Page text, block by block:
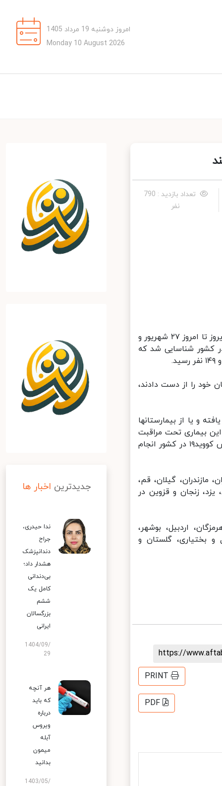
امروز دوشنبه 19 مرداد 1405
Monday 10 August 2026
تعداد بازدید : 790
نفر
دکتر سیما سادات لاری در تشریح آخرین وضعیت کرونا در کشور، گفت: از دیروز تا امروز ۲۷ شهریور و
قطعی تشخیصی، ۲۸۱۵ بیمار جدید مبتلا به کووید۱۹ در کشور شناسایی شد که
متاسفانه در طول ۲۴ ساعت گذشته، ۱۷۶ بیمار کووید۱۹ جان خود را از دست دادند،
از بیماران، بهبود یافته و یا از بیمارستانها
کووید۱۹ در وضعیت شدید این بیماری تحت مراقبت
قرار دارند. همچنین تا کنون سه میلیون و ۶۶۷ هزار و ۵۵۱ آزمایش تشخیص کووید۱۹ در کشور انجام
گیلان، قم،
زنجان و قزوین در
اردبیل، بوشهر،
و بختیاری، گلستان و
https://
PRINT
PDF
جدیدترین اخبار ها
ندا حیدری،
جراح
دندانپزشک
هشدار داد؛
بی‌دندانی
کامل یک
ششم
بزرگسالان
ایرانی
1404/09/
29
هر آنچه
که باید
درباره
ویروس
آبله
میمون
بدانید
1403/05/